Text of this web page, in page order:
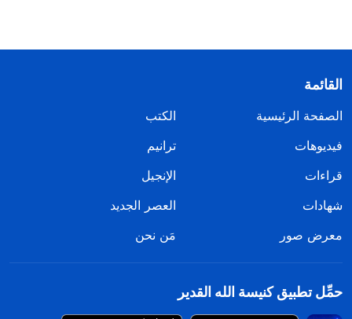
القائمة
الصفحة الرئيسية
الكتب
فيديوهات
ترانيم
قراءات
الإنجيل
شهادات
العصر الجديد
معرض صور
مَن نحن
حمِّل تطبيق كنيسة الله القدير